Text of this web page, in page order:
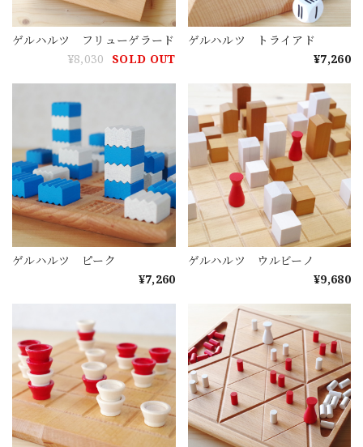
ゲルハルツ フリューゲラード
¥8,030
SOLD OUT
ゲルハルツ トライアド
¥7,260
ゲルハルツ ピーク
¥7,260
ゲルハルツ ウルビーノ
¥9,680